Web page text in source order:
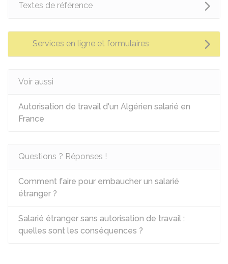
Textes de référence
Services en ligne et formulaires
Voir aussi
Autorisation de travail d'un Algérien salarié en
France
Questions ? Réponses !
Comment faire pour embaucher un salarié
étranger ?
Salarié étranger sans autorisation de travail :
quelles sont les conséquences ?